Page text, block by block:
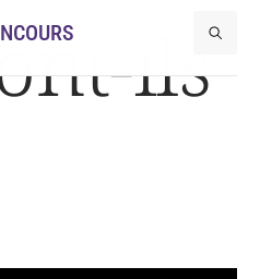
ils